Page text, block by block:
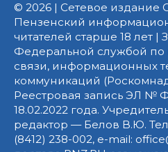
© 2026 | Сетевое издание
Пензенский
читателей старше 18 лет |
Федеральной службой по
связи, информационных
коммуникаций
Реестровая запись ЭЛ №
18.02.2022 года.
редактор — Белов В.Ю.
(8412) 238-002, e-mail: